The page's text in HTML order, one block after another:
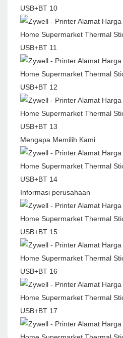
Mengapa Memilih Kami
Informasi perusahaan